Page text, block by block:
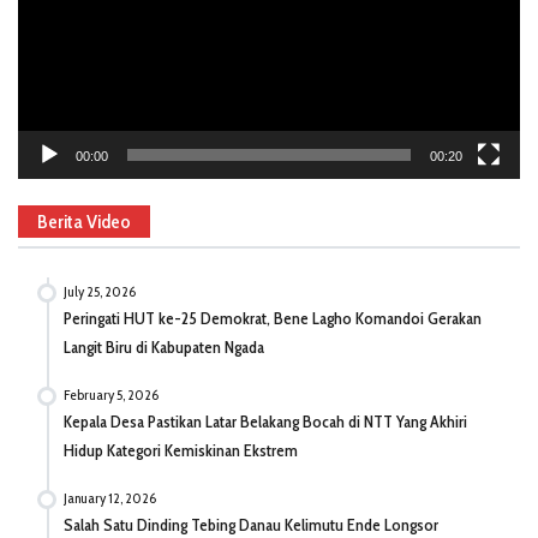
00:00 00:20
Berita Video
July 25, 2026
Peringati HUT ke-25 Demokrat, Bene Lagho Komandoi Gerakan
Langit Biru di Kabupaten Ngada
February 5, 2026
Kepala Desa Pastikan Latar Belakang Bocah di NTT Yang Akhiri
Hidup Kategori Kemiskinan Ekstrem
January 12, 2026
Salah Satu Dinding Tebing Danau Kelimutu Ende Longsor